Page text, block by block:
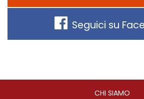
Seguici su
CHI SIAMO